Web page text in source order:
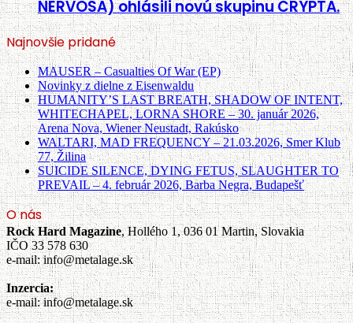
NERVOSA) ohlásili novú skupinu CRYPTA.
Najnovšie pridané
MAUSER – Casualties Of War (EP)
Novinky z dielne z Eisenwaldu
HUMANITY’S LAST BREATH, SHADOW OF INTENT,
WHITECHAPEL, LORNA SHORE – 30. január 2026,
Arena Nova, Wiener Neustadt, Rakúsko
WALTARI, MAD FREQUENCY – 21.03.2026, Smer Klub
77, Žilina
SUICIDE SILENCE, DYING FETUS, SLAUGHTER TO
PREVAIL – 4. február 2026, Barba Negra, Budapešť
O nás
Rock Hard Magazine, Hollého 1, 036 01 Martin, Slovakia
IČO 33 578 630
e-mail: info@metalage.sk
Inzercia:
e-mail: info@metalage.sk